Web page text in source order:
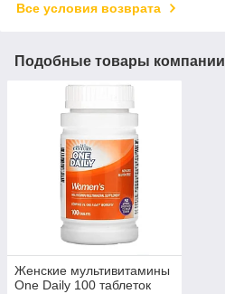
Все условия возврата
Подобные товары компании
Женские мультивитамины
One Daily 100 таблеток